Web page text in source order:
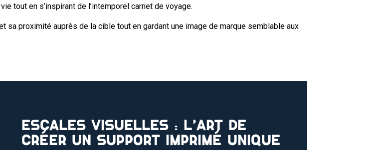
tout en s’inspirant de l’intemporel carnet de voyage.
sa proximité auprès de la cible tout en gardant une image de marque semblable aux
ESCALES VISUELLES : L’ART DE
CRÉER UN SUPPORT IMPRIMÉ UNIQUE